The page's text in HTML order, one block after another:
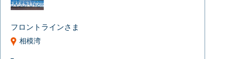
フロントラインさま
相模湾